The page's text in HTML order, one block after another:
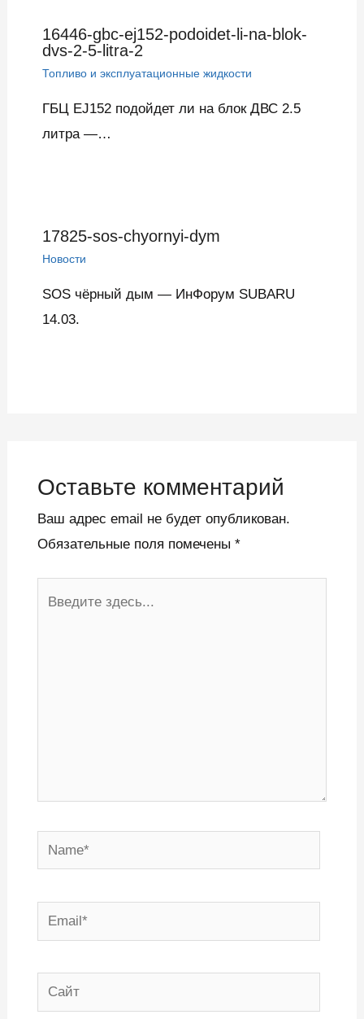
16446-gbc-ej152-podoidet-li-na-blok-
dvs-2-5-litra-2
Топливо и эксплуатационные жидкости
ГБЦ EJ152 подойдет ли на блок ДВС 2.5
литра —…
17825-sos-chyornyi-dym
Новости
SOS чёрный дым — ИнФорум SUBARU
14.03.
Оставьте комментарий
Ваш адрес email не будет опубликован.
Обязательные поля помечены *
Name*
Email*
Сайт